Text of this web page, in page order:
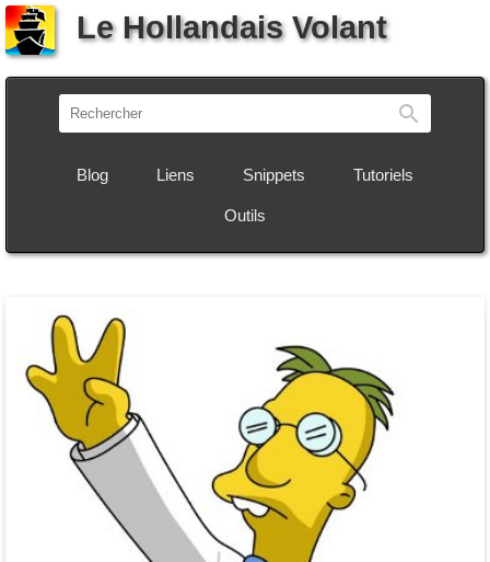
Le Hollandais Volant
Blog Liens Snippets Tutoriels
Outils